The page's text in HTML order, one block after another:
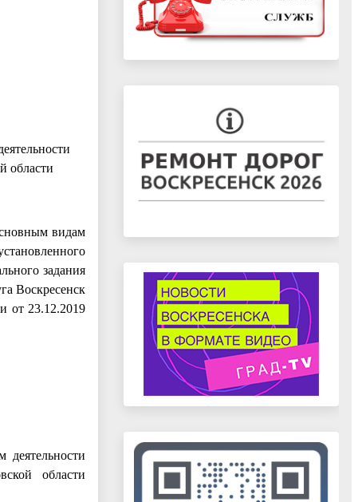
области
видам
задания
Воскресенск
от 23.12.2019
области